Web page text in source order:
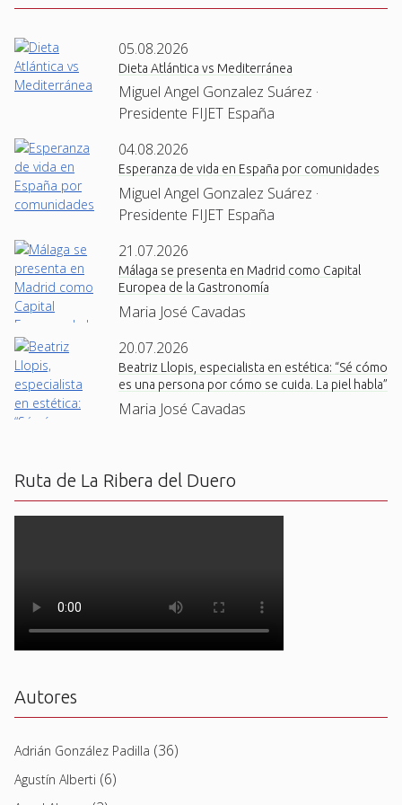
05.08.2026
Dieta Atlántica vs Mediterránea
Miguel Angel Gonzalez Suárez ·
Presidente FIJET España
04.08.2026
Esperanza de vida en España por comunidades
Miguel Angel Gonzalez Suárez ·
Presidente FIJET España
21.07.2026
Málaga se presenta en Madrid como Capital
Europea de la Gastronomía
Maria José Cavadas
20.07.2026
Beatriz Llopis, especialista en estética: “Sé cómo
es una persona por cómo se cuida. La piel habla”
Maria José Cavadas
Ruta de La Ribera del Duero
Autores
Adrián González Padilla (36)
Agustín Alberti (6)